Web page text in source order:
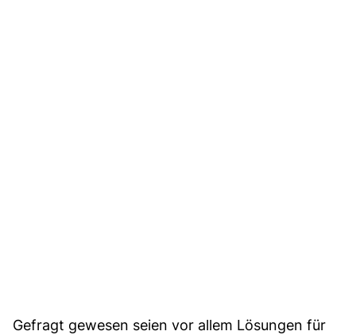
Gefragt gewesen seien vor allem Lösungen für